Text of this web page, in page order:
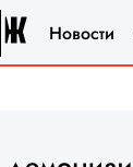
Новости